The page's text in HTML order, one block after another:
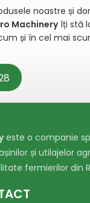
noastre și
Machineryîți stă
și în cel mai
este o companie
și utilajelor
fermierilor din